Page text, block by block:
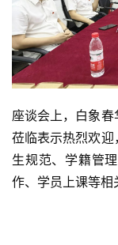
座谈会上，白象
莅临表示热烈欢
生规范、学籍管
作、学员上课等相